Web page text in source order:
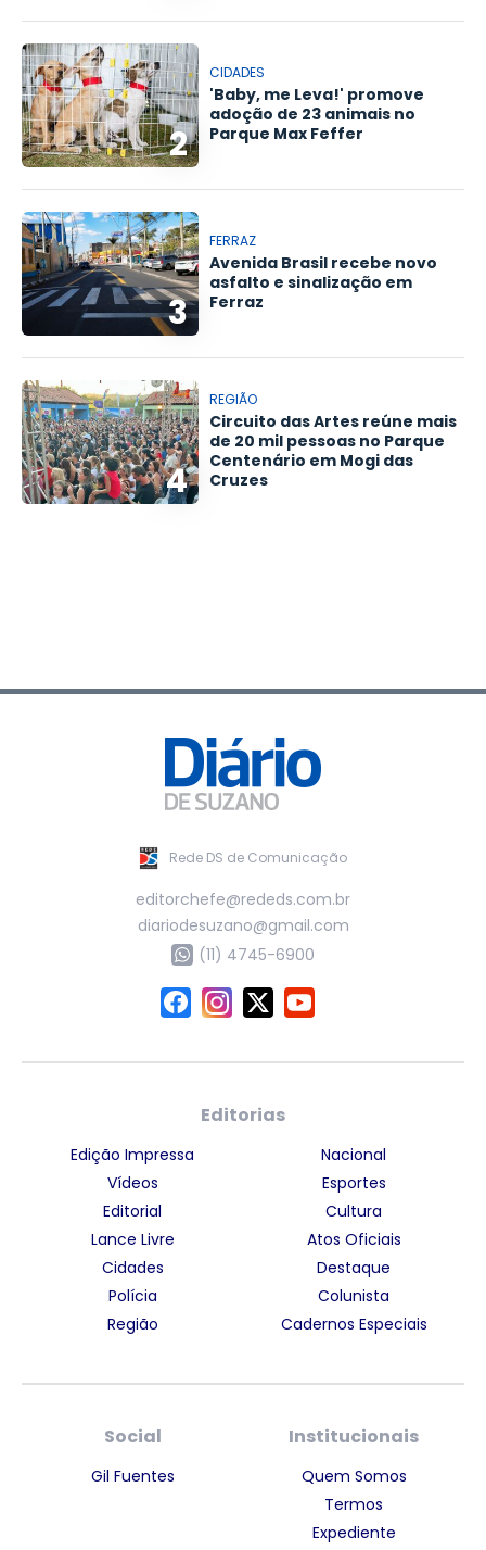
2
CIDADES
'Baby, me Leva!' promove
adoção de 23 animais no
Parque Max Feffer
3
FERRAZ
Avenida Brasil recebe novo
asfalto e sinalização em
Ferraz
4
REGIÃO
Circuito das Artes reúne mais
de 20 mil pessoas no Parque
Centenário em Mogi das
Cruzes
Rede DS de Comunicação
editorchefe@rededs.com.br
diariodesuzano@gmail.com
(11) 4745-6900
Editorias
Edição Impressa
Vídeos
Editorial
Lance Livre
Cidades
Polícia
Região
Nacional
Esportes
Cultura
Atos Oficiais
Destaque
Colunista
Cadernos Especiais
Social
Gil Fuentes
Institucionais
Quem Somos
Termos
Expediente